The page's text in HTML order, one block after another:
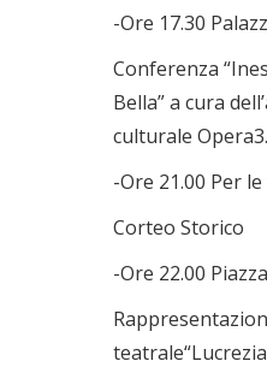
-Ore 17.30
Conferenza
Bella” a cura
culturale Opera3.
-Ore 21.00 Per
Corteo Storico
-Ore 22.00